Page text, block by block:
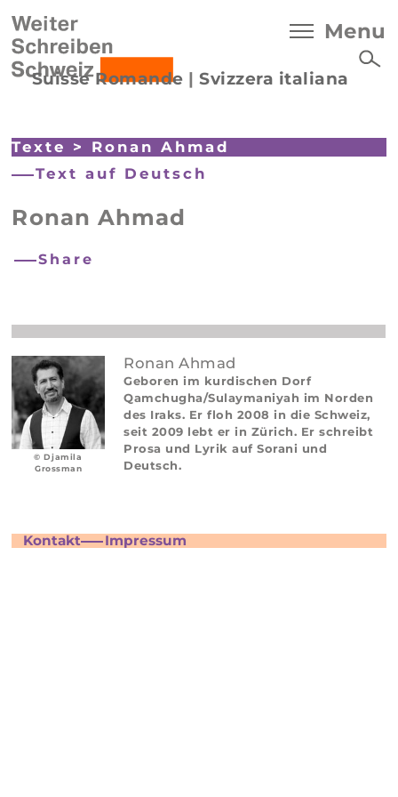
Suisse Romande |Svizzera italiana
Menu
Texte > Ronan Ahmad
Text auf Deutsch
Ronan Ahmad
Share
© Djamila
Grossman
Ronan Ahmad
Geboren im kurdischen Dorf
Qamchugha/Sulaymaniyah im Norden
des Iraks. Er floh 2008 in die Schweiz,
seit 2009 lebt er in Zürich. Er schreibt
Prosa und Lyrik auf Sorani und
Deutsch.
Kontakt Impressum